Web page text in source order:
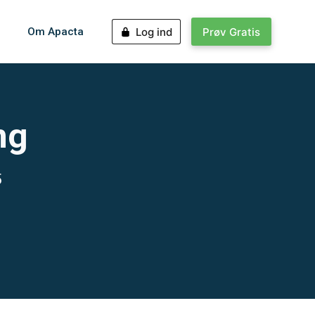
Om Apacta Log ind Prøv Gratis